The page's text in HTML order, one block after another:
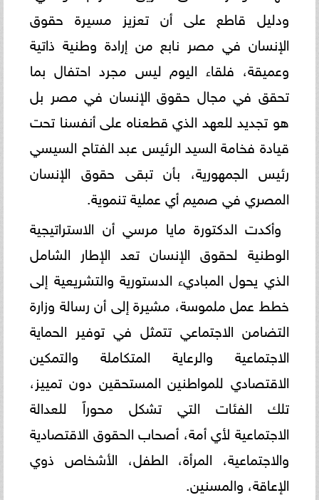
ودليل قاطع على أن تعزيز مسيرة حقوق
الإنسان في مصر نابع من إرادة وطنية ذاتية
وعميقة، فلقاء اليوم ليس مجرد احتفال بما
تحقق في مجال حقوق الإنسان في مصر بل
هو تجديد للعهد الذي قطعناه على أنفسنا تحت
قيادة فخامة السيد الرئيس عبد الفتاح السيسي
رئيس الجمهورية، بأن تبقى حقوق الإنسان
المصري في صميم أي عملية تنموية.
وأكدت الدكتورة مايا مرسي أن الاستراتيجية
الوطنية لحقوق الإنسان تعد الإطار الشامل
الذي يحول المباديء الدستورية والتشريعية إلى
خطط عمل ملموسة، مشيرة إلى أن رسالة وزارة
التضامن الاجتماعي تتمثل في توفير الحماية
الاجتماعية والرعاية المتكاملة والتمكين
الاقتصادي للمواطنين المستحقين دون تمييز،
تلك الفئات التي تشكل محوراً للعدالة
الاجتماعية لأي أمة، أصحاب الحقوق الاقتصادية
والاجتماعية، المرأة، الطفل، الأشخاص ذوي
الإعاقة، والمسنين.